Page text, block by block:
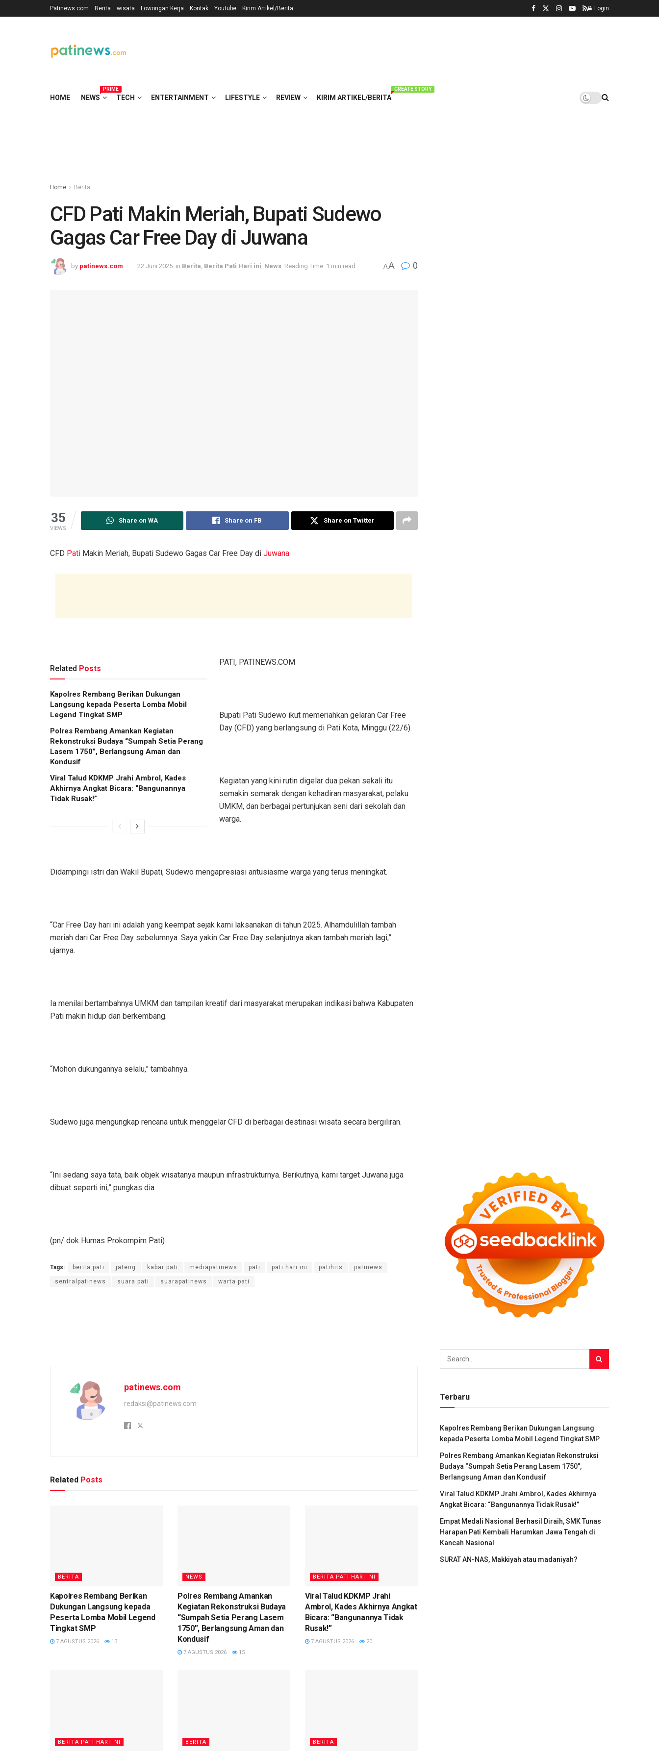
Patinews.com Berita wisata Lowongan Kerja Kontak Youtube Kirim Artikel/Berita Login
HOME NEWS
PRIME
TECH ENTERTAINMENT LIFESTYLE REVIEW KIRIM ARTIKEL/BERITA
CREATE STORY
Home Berita
CFD Pati Makin Meriah, Bupati Sudewo
Gagas Car Free Day di Juwana
by patinews.com 22 Juni 2025 in Berita Berita Pati Hari ini News Reading Time: 1 min read AA 0
35
VIEWS
Share on WA Share on FB Share on Twitter
CFD Pati Makin Meriah, Bupati Sudewo Gagas Car Free Day di Juwana
Related Posts
Kapolres Rembang Berikan Dukungan
Langsung kepada Peserta Lomba Mobil
Legend Tingkat SMP
Polres Rembang Amankan Kegiatan
Rekonstruksi Budaya “Sumpah Setia Perang
Lasem 1750”, Berlangsung Aman dan
Kondusif
Viral Talud KDKMP Jrahi Ambrol, Kades
Akhirnya Angkat Bicara: “Bangunannya
Tidak Rusak!”
PATI, PATINEWS.COM
Bupati Pati Sudewo ikut memeriahkan gelaran Car Free
Day (CFD) yang berlangsung di Pati Kota, Minggu (22/6).
Kegiatan yang kini rutin digelar dua pekan sekali itu
semakin semarak dengan kehadiran masyarakat, pelaku
UMKM, dan berbagai pertunjukan seni dari sekolah dan
warga.
Didampingi istri dan Wakil Bupati, Sudewo mengapresiasi antusiasme warga yang terus meningkat.
“Car Free Day hari ini adalah yang keempat sejak kami laksanakan di tahun 2025. Alhamdulillah tambah
meriah dari Car Free Day sebelumnya. Saya yakin Car Free Day selanjutnya akan tambah meriah lagi,”
ujarnya.
Ia menilai bertambahnya UMKM dan tampilan kreatif dari masyarakat merupakan indikasi bahwa Kabupaten
Pati makin hidup dan berkembang.
“Mohon dukungannya selalu,” tambahnya.
Sudewo juga mengungkap rencana untuk menggelar CFD di berbagai destinasi wisata secara bergiliran.
“Ini sedang saya tata, baik objek wisatanya maupun infrastrukturnya. Berikutnya, kami target Juwana juga
dibuat seperti ini,” pungkas dia.
(pn/ dok Humas Prokompim Pati)
Tags: berita pati jateng kabar pati mediapatinews pati pati hari ini patihits patinews
sentralpatinews suara pati suarapatinews warta pati
patinews.com
redaksi@patinews.com
Related Posts
BERITA
Kapolres Rembang Berikan
Dukungan Langsung kepada
Peserta Lomba Mobil Legend
Tingkat SMP
7 AGUSTUS 2026 13
NEWS
Polres Rembang Amankan
Kegiatan Rekonstruksi Budaya
“Sumpah Setia Perang Lasem
1750”, Berlangsung Aman dan
Kondusif
7 AGUSTUS 2026 15
BERITA PATI HARI INI
Viral Talud KDKMP Jrahi
Ambrol, Kades Akhirnya Angkat
Bicara: “Bangunannya Tidak
Rusak!”
7 AGUSTUS 2026 20
BERITA PATI HARI INI BERITA BERITA
Terbaru
Kapolres Rembang Berikan Dukungan Langsung
kepada Peserta Lomba Mobil Legend Tingkat SMP
Polres Rembang Amankan Kegiatan Rekonstruksi
Budaya “Sumpah Setia Perang Lasem 1750”,
Berlangsung Aman dan Kondusif
Viral Talud KDKMP Jrahi Ambrol, Kades Akhirnya
Angkat Bicara: “Bangunannya Tidak Rusak!”
Empat Medali Nasional Berhasil Diraih, SMK Tunas
Harapan Pati Kembali Harumkan Jawa Tengah di
Kancah Nasional
SURAT AN-NAS, Makkiyah atau madaniyah?